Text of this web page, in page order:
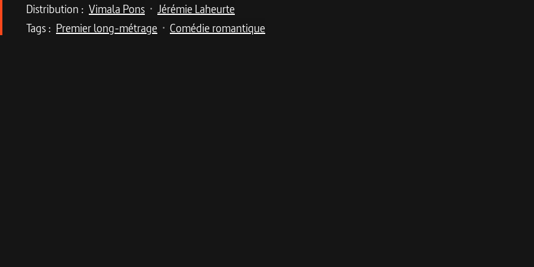
Distribution : Vimala Pons • Jérémie Laheurte
Tags : Premier long-métrage • Comédie romantique